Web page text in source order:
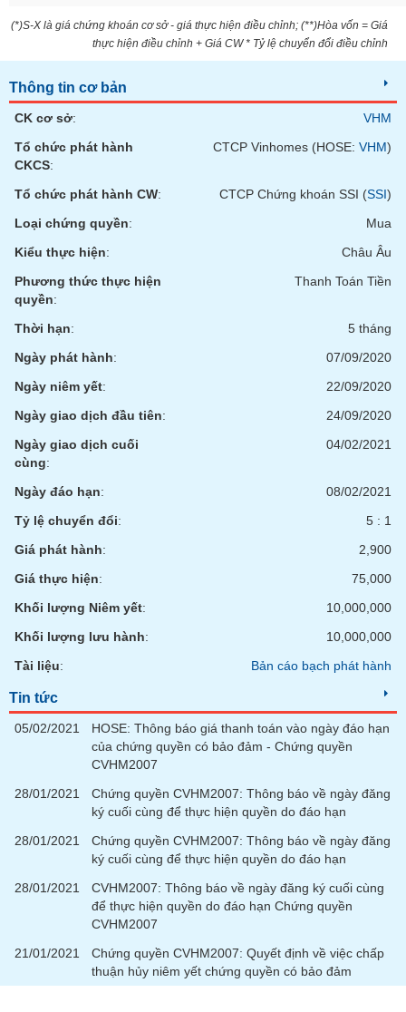
(*)S-X là giá chứng khoán cơ sở - giá thực hiện điều chỉnh; (**)Hòa vốn = Giá
thực hiện điều chỉnh + Giá CW * Tỷ lệ chuyển đổi điều chỉnh
Thông tin cơ bản
CK cơ sở:
VHM
Tổ chức phát hành
CKCS:
CTCP Vinhomes (HOSE: VHM)
Tổ chức phát hành CW: CTCP Chứng khoán SSI (SSI)
Loại chứng quyền:
Mua
Kiểu thực hiện:
Châu Âu
Phương thức thực hiện
quyền:
Thanh Toán Tiền
Thời hạn:
5 tháng
Ngày phát hành:
07/09/2020
Ngày niêm yết:
22/09/2020
Ngày giao dịch đầu tiên:
24/09/2020
Ngày giao dịch cuối
cùng:
04/02/2021
Ngày đáo hạn:
08/02/2021
Tỷ lệ chuyển đổi:
5 : 1
Giá phát hành:
2,900
Giá thực hiện:
75,000
Khối lượng Niêm yết:
10,000,000
Khối lượng lưu hành:
10,000,000
Tài liệu: Bản cáo bạch phát hành
Tin tức
05/02/2021
HOSE: Thông báo giá thanh toán vào ngày đáo hạn
của chứng quyền có bảo đảm - Chứng quyền
CVHM2007
28/01/2021
Chứng quyền CVHM2007: Thông báo về ngày đăng
ký cuối cùng để thực hiện quyền do đáo hạn
28/01/2021
Chứng quyền CVHM2007: Thông báo về ngày đăng
ký cuối cùng để thực hiện quyền do đáo hạn
28/01/2021
CVHM2007: Thông báo về ngày đăng ký cuối cùng
để thực hiện quyền do đáo hạn Chứng quyền
CVHM2007
21/01/2021
Chứng quyền CVHM2007: Quyết định về việc chấp
thuận hủy niêm yết chứng quyền có bảo đảm
viết
tác
giả
(-)
cáo
tích
Thuật
ngữ
(-)
Dịch
vụ
(-)
Đào
tạo
Sách
chính
Công
cụ
đầu
Truyền
chính